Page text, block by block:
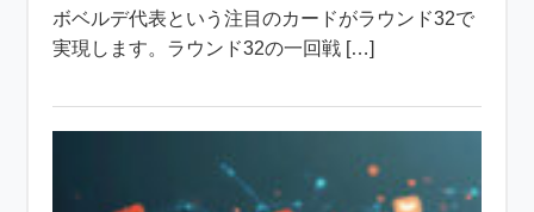
ボベルデ代表という注目のカードがラウンド32で
実現します。ラウンド32の一回戦 […]